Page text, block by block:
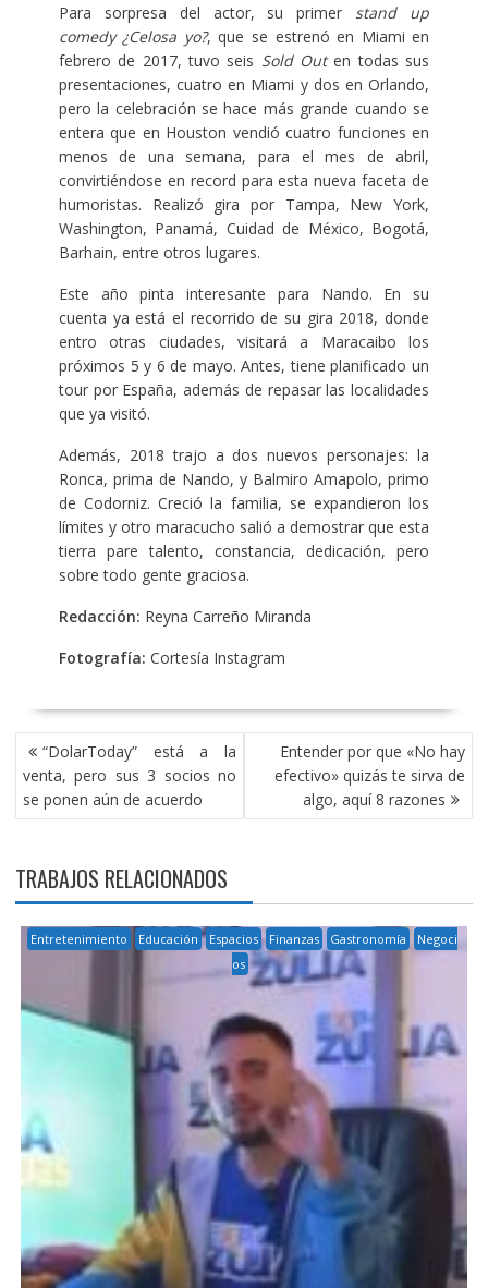
Para sorpresa del actor, su primer stand up
comedy ¿Celosa yo?, que se estrenó en Miami en
febrero de 2017, tuvo seis Sold Outen todas sus
presentaciones, cuatro en Miami y dos en Orlando,
pero la celebración se hace más grande cuando se
entera que en Houston vendió cuatro funciones en
menos de una semana, para el mes de abril,
convirtiéndose en record para esta nueva faceta de
humoristas. Realizó gira por Tampa, New York,
Washington, Panamá, Cuidad de México, Bogotá,
Barhain, entre otros lugares.
Este año pinta interesante para Nando. En su
cuenta ya está el recorrido de su gira 2018, donde
entro otras ciudades, visitará a Maracaibo los
próximos 5 y 6 de mayo. Antes, tiene planificado un
tour por España, además de repasar las localidades
que ya visitó.
Además, 2018 trajo a dos nuevos personajes: la
Ronca, prima de Nando, y Balmiro Amapolo, primo
de Codorniz. Creció la familia, se expandieron los
límites y otro maracucho salió a demostrar que esta
tierra pare talento, constancia, dedicación, pero
sobre todo gente graciosa.
Redacción: Reyna Carreño Miranda
Fotografía: Cortesía Instagram
NAVEGACIÓN
DE
ENTRADAS
“DolarToday” está a la
venta, pero sus 3 socios no
se ponen aún de acuerdo
Entender por que «No hay
efectivo» quizás te sirva de
algo, aquí 8 razones
TRABAJOS RELACIONADOS
Entretenimiento Educación Espacios Finanzas Gastronomía
Negoci
os